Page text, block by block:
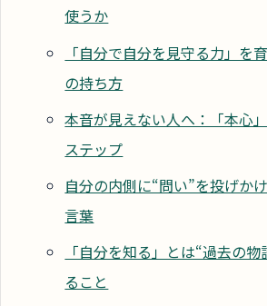
使うか
「自分で自分を見守る力」を
の持ち方
本音が見えない人へ：「本心
ステップ
自分の内側に“問い”を投げか
言葉
「自分を知る」とは“過去の
ること